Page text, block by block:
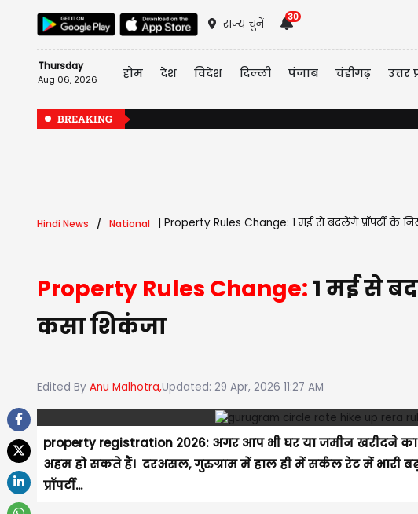
राज्य चुनें
30
Thursday
Aug 06, 2026 होम देश विदेश दिल्ली पंजाब चंडीगढ़ उत्तर
BREAKING
Hindi News National Property Rules Change: 1 मई से बदलेंगे प्रॉपर्टी के
Property Rules Change: 1 मई से
कसा शिकंजा
Edited By Anu Malhotra,Updated: 29 Apr, 2026 11:27 AM
property registration 2026: अगर आप भी घर या जमीन खरीदने
अहम हो सकते हैं। दरअसल, गुरुग्राम में हाल ही में सर्कल रेट में भारी
प्रॉपर्टी...